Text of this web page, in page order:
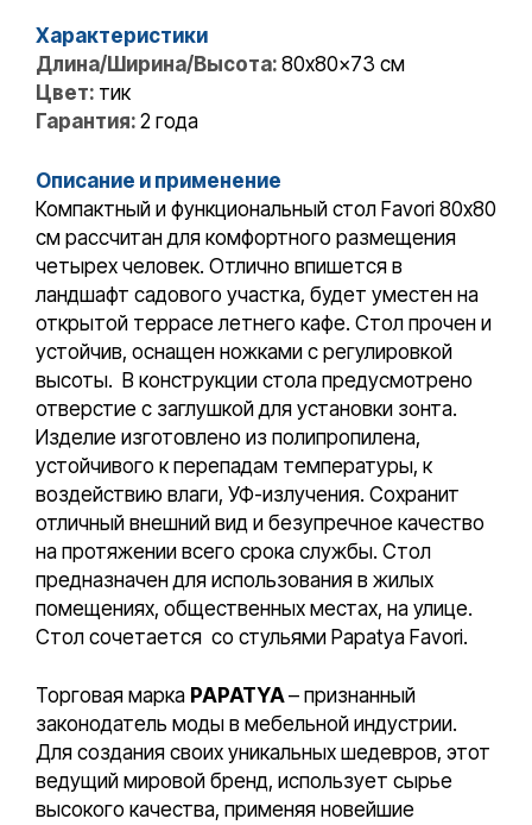
Характеристики
Длина/Ширина/Высота: 80x80x73 см
Цвет: тик
Гарантия: 2 года
Описание и применение
Компактный и функциональный стол Favori 80х80
см рассчитан для комфортного размещения
четырех человек. Отлично впишется в
ландшафт садового участка, будет уместен на
открытой террасе летнего кафе. Стол прочен и
устойчив, оснащен ножками с регулировкой
высоты. В конструкции стола предусмотрено
отверстие с заглушкой для установки зонта.
Изделие изготовлено из полипропилена,
устойчивого к перепадам температуры, к
воздействию влаги, УФ-излучения. Сохранит
отличный внешний вид и безупречное качество
на протяжении всего срока службы. Стол
предназначен для использования в жилых
помещениях, общественных местах, на улице.
Стол сочетается со стульями Papatya Favori.
Торговая марка PAPATYA– признанный
законодатель моды в мебельной индустрии.
Для создания своих уникальных шедевров, этот
ведущий мировой бренд, использует сырье
высокого качества, применяя новейшие